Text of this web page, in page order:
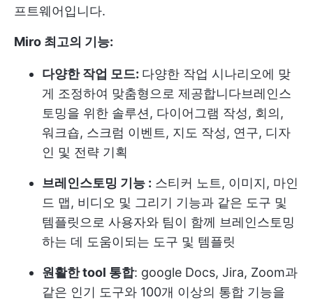
프트웨어입니다.
Miro 최고의 기능:
다양한 작업 모드: 다양한 작업 시나리오에 맞
게 조정하여 맞춤형으로 제공합니다브레인스
토밍을 위한 솔루션, 다이어그램 작성, 회의,
워크숍, 스크럼 이벤트, 지도 작성, 연구, 디자
인 및 전략 기획
브레인스토밍 기능 : 스티커 노트, 이미지, 마인
드 맵, 비디오 및 그리기 기능과 같은 도구 및
템플릿으로 사용자와 팀이 함께 브레인스토밍
하는 데 도움이되는 도구 및 템플릿
원활한 tool 통합: google Docs, Jira, Zoom과
같은 인기 도구와 100개 이상의 통합 기능을